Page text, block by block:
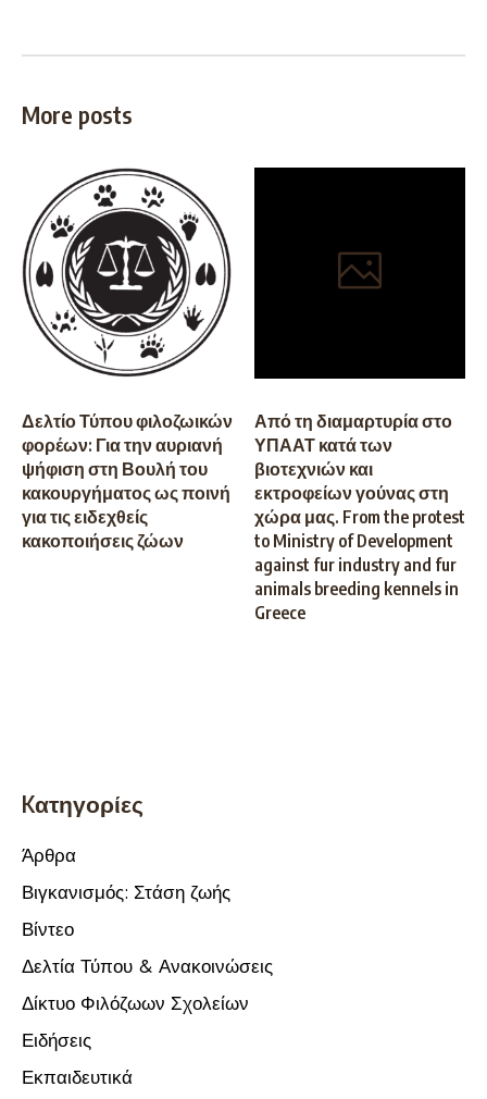
More posts
Δελτίο Τύπου φιλοζωικών
φορέων: Για την αυριανή
ψήφιση στη Βουλή του
κακουργήματος ως ποινή
για τις ειδεχθείς
κακοποιήσεις ζώων
Από τη διαμαρτυρία στο
ΥΠΑΑΤ κατά των
βιοτεχνιών και
εκτροφείων γούνας στη
χώρα μας. From the protest
to Ministry of Development
against fur industry and fur
animals breeding kennels in
Greece
Kατηγορίες
Άρθρα
Βιγκανισμός: Στάση ζωής
Βίντεο
Δελτία Τύπου & Ανακοινώσεις
Δίκτυο Φιλόζωων Σχολείων
Ειδήσεις
Εκπαιδευτικά